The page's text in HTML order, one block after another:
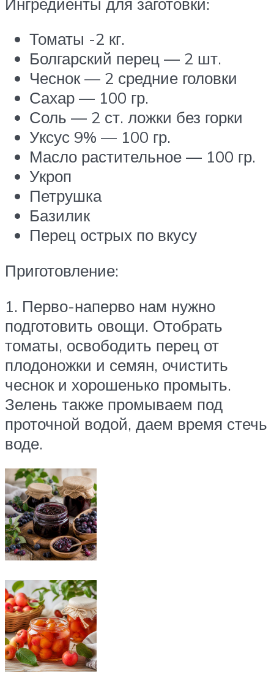
Томаты -2 кг.
Болгарский перец — 2 шт.
Чеснок — 2 средние головки
Сахар — 100 гр.
Соль — 2 ст. ложки без горки
Уксус 9% — 100 гр.
Масло растительное — 100 гр.
Укроп
Петрушка
Базилик
Перец острых по вкусу
Приготовление:
1. Перво-наперво нам нужно
подготовить овощи. Отобрать
томаты, освободить перец от
плодоножки и семян, очистить
чеснок и хорошенько промыть.
Зелень также промываем под
проточной водой, даем время стечь
воде.